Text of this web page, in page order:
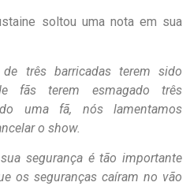
soltou uma nota em sua
de três barricadas terem sido
fãs terem esmagado três
uma fã, nós lamentamos
o show.
segurança é tão importante
os seguranças caíram no vão